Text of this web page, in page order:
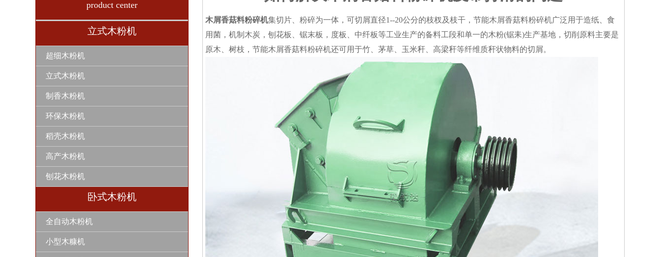
1 2
product center
立式木粉机
超细木粉机
立式木粉机
制香木粉机
环保木粉机
稻壳木粉机
高产木粉机
刨花木粉机
卧式木粉机
全自动木粉机
小型木糠机
木屑香菇料粉碎机集切片、粉碎为一体，可切屑直径1--20公分的枝杈及枝干，节能木屑香菇料粉碎机广泛用于造纸、食
用菌，机制木炭，刨花板、锯末板，度板、中纤板等工业生产的备料工段和单一的木粉(锯耒)生产基地，切削原料主要是
原木、树枝，节能木屑香菇料粉碎机还可用于竹、茅草、玉米秆、高梁秆等纤维质秆状物料的切屑。